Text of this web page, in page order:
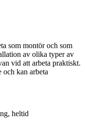
som montör och som
av olika typer av
vid att arbeta praktiskt.
och kan arbeta
heltid